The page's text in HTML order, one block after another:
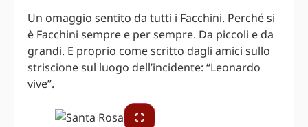
Un omaggio sentito da tutti i Facchini. Perché si
è Facchini sempre e per sempre. Da piccoli e da
grandi. E proprio come scritto dagli amici sullo
striscione sul luogo dell’incidente: “Leonardo
vive”.